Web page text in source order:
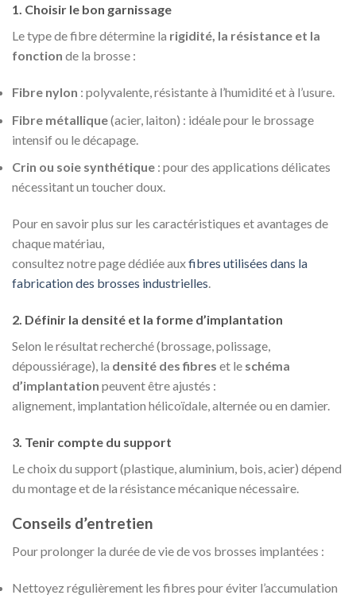
1. Choisir le bon garnissage
Le type de fibre détermine la rigidité, la résistance et la
fonction de la brosse :
Fibre nylon : polyvalente, résistante à l’humidité et à l’usure.
Fibre métallique(acier, laiton) : idéale pour le brossage
intensif ou le décapage.
Crin ou soie synthétique : pour des applications délicates
nécessitant un toucher doux.
Pour en savoir plus sur les caractéristiques et avantages de
chaque matériau,
consultez notre page dédiée auxfibres utilisées dans la
fabrication des brosses industrielles.
2. Définir la densité et la forme d’implantation
Selon le résultat recherché (brossage, polissage,
dépoussiérage), la densité des fibres et le schéma
d’implantation peuvent être ajustés :
alignement, implantation hélicoïdale, alternée ou en damier.
3. Tenir compte du support
Le choix du support (plastique, aluminium, bois, acier) dépend
du montage et de la résistance mécanique nécessaire.
Conseils d’entretien
Pour prolonger la durée de vie de vos brosses implantées :
Nettoyez régulièrement les fibres pour éviter l’accumulation